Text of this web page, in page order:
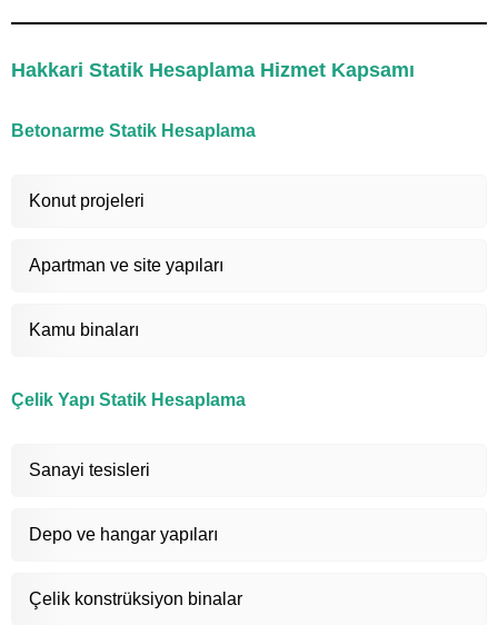
Hakkari Statik Hesaplama Hizmet Kapsamı
Betonarme Statik Hesaplama
Konut projeleri
Apartman ve site yapıları
Kamu binaları
Çelik Yapı Statik Hesaplama
Sanayi tesisleri
Depo ve hangar yapıları
Çelik konstrüksiyon binalar